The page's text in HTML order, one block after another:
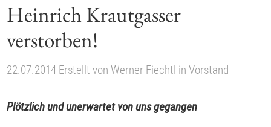
Heinrich Krautgasser
verstorben!
22.07.2014 Erstellt vonWerner Fiechtl inVorstand
Plötzlich und unerwartet von uns gegangen